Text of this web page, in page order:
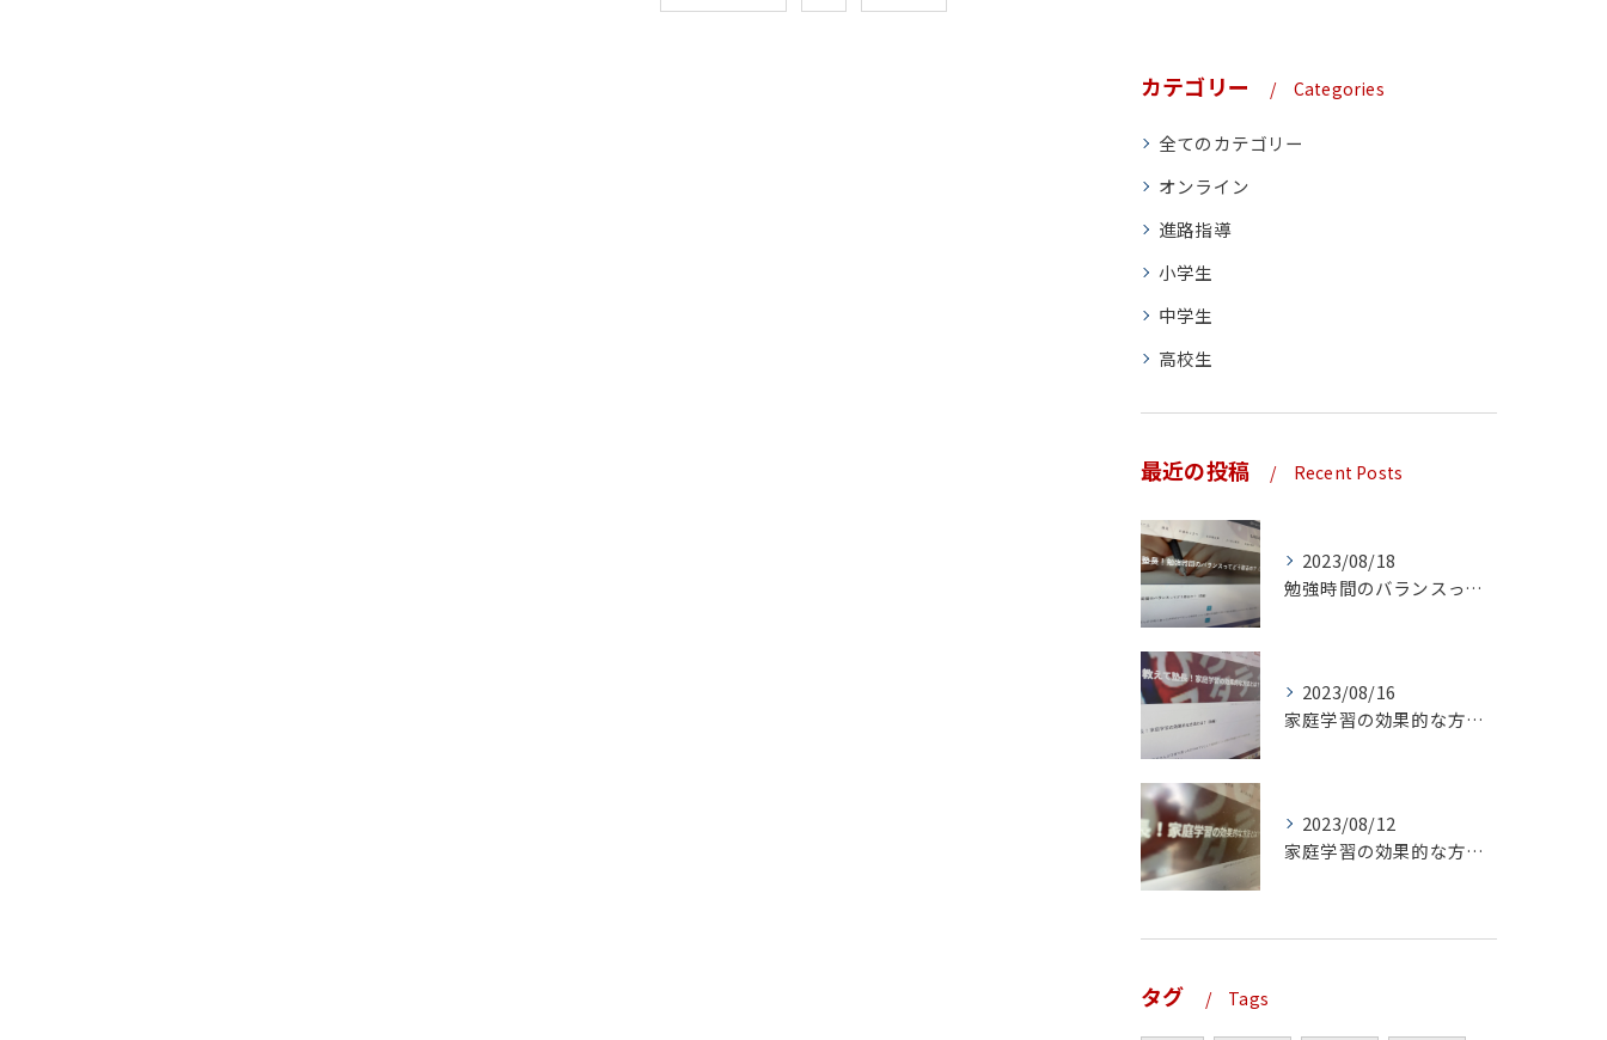
カテゴリー Categories
全てのカテゴリー
オンライン
進路指導
小学生
中学生
高校生
最近の投稿 Recent Posts
2023/08/18
勉強時間のバランスってどう取るの？（前編）
2023/08/16
家庭学習の効果的な方法とは？（後編）
2023/08/12
家庭学習の効果的な方法とは？（前編）
タグ Tags